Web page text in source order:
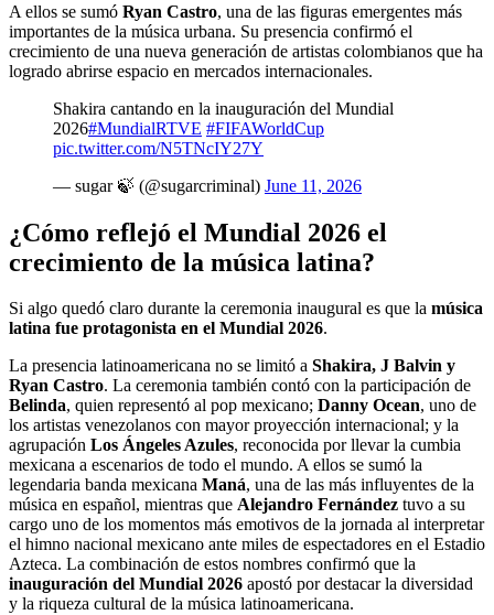
A ellos se sumó Ryan Castro, una de las figuras emergentes más
importantes de la música urbana. Su presencia confirmó el
crecimiento de una nueva generación de artistas colombianos que ha
logrado abrirse espacio en mercados internacionales.
Shakira cantando en la inauguración del Mundial
2026#MundialRTVE #FIFAWorldCup
pic.twitter.com/N5TNcIY27Y
— sugar 🍃 (@sugarcriminal) June 11, 2026
¿Cómo reflejó el Mundial 2026 el
crecimiento de la música latina?
Si algo quedó claro durante la ceremonia inaugural es que la música
latina fue protagonista en el Mundial 2026.
La presencia latinoamericana no se limitó a Shakira, J Balvin y
Ryan Castro. La ceremonia también contó con la participación de
Belinda, quien representó al pop mexicano; Danny Ocean, uno de
los artistas venezolanos con mayor proyección internacional; y la
agrupación Los Ángeles Azules, reconocida por llevar la cumbia
mexicana a escenarios de todo el mundo. A ellos se sumó la
legendaria banda mexicana Maná, una de las más influyentes de la
música en español, mientras que Alejandro Fernández tuvo a su
cargo uno de los momentos más emotivos de la jornada al interpretar
el himno nacional mexicano ante miles de espectadores en el Estadio
Azteca. La combinación de estos nombres confirmó que la
inauguración del Mundial 2026 apostó por destacar la diversidad
y la riqueza cultural de la música latinoamericana.